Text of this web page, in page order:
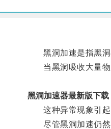
黑洞加速是指黑洞
当黑洞吸收大量物质
黑洞加速器最新版下载
这种异常现象引起
尽管黑洞加速仍然